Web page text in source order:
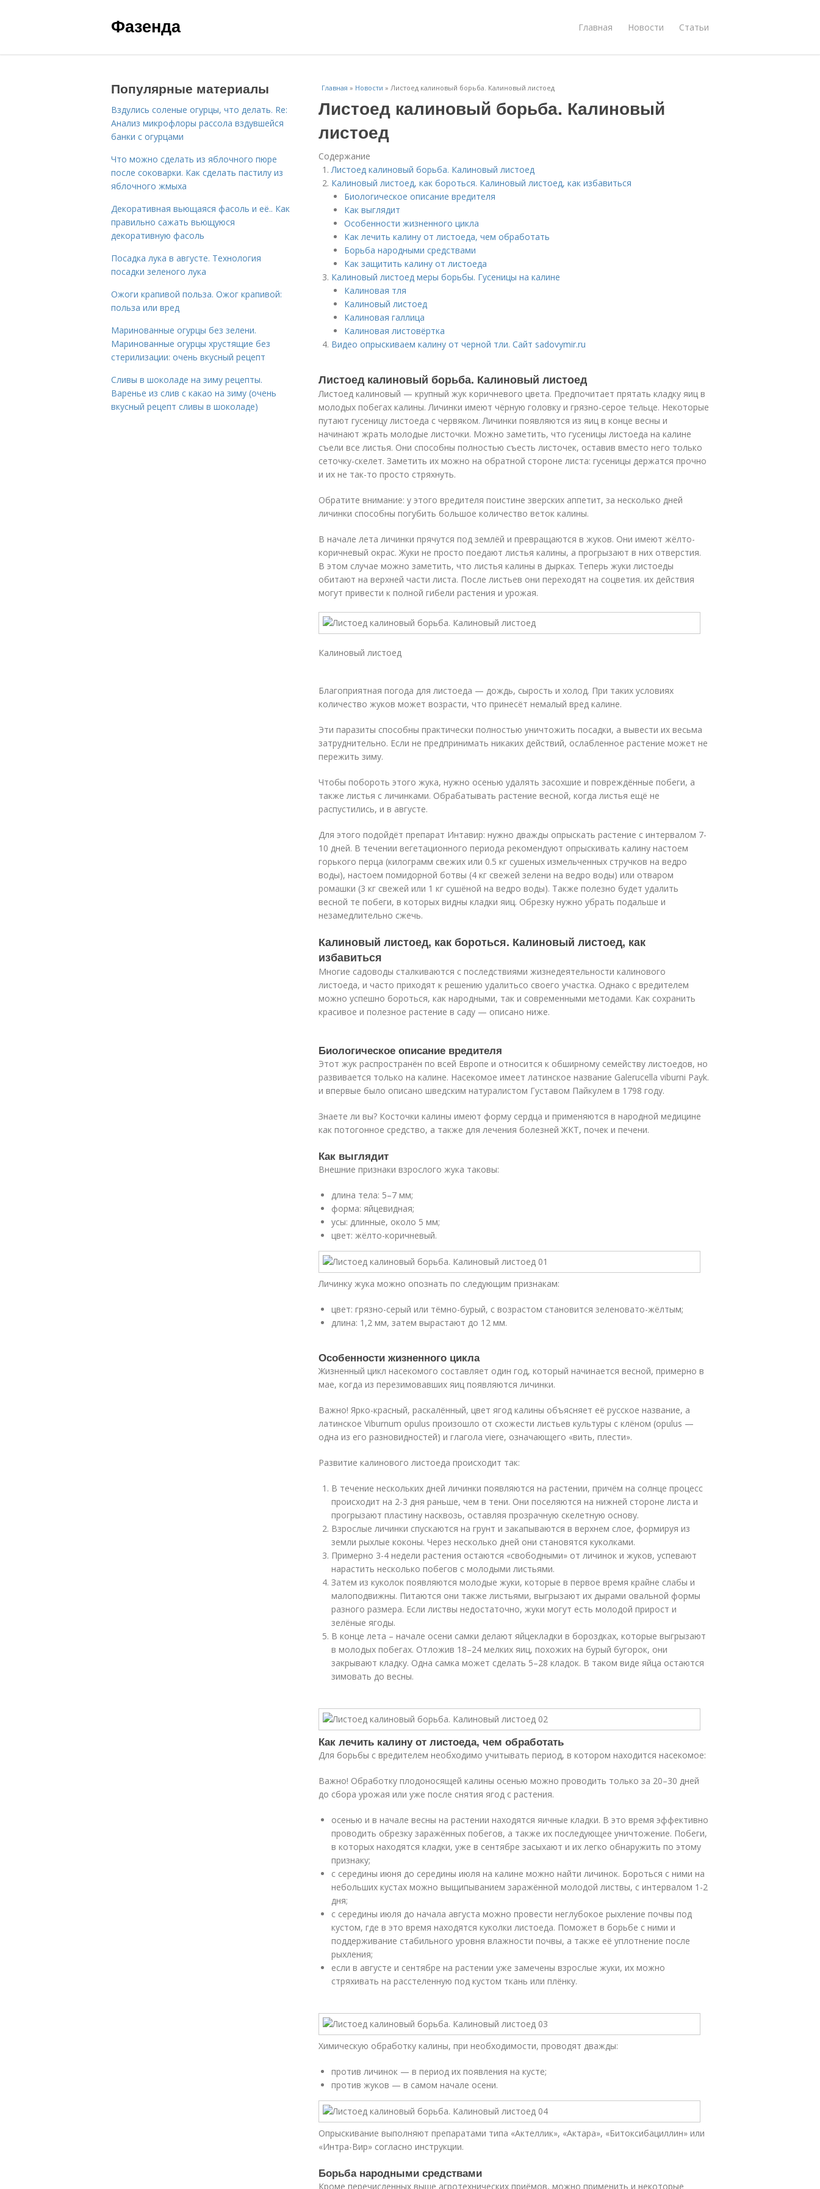
Фазенда Главная Новости Статьи
Главная » Новости » Листоед калиновый борьба. Калиновый листоед
Листоед калиновый борьба. Калиновый
листоед
Содержание
Листоед калиновый борьба. Калиновый листоед
Калиновый листоед, как бороться. Калиновый листоед, как избавиться
Биологическое описание вредителя
Как выглядит
Особенности жизненного цикла
Как лечить калину от листоеда, чем обработать
Борьба народными средствами
Как защитить калину от листоеда
Калиновый листоед меры борьбы. Гусеницы на калине
Калиновая тля
Калиновый листоед
Калиновая галлица
Калиновая листовёртка
Видео опрыскиваем калину от черной тли. Сайт sadovymir.ru
Листоед калиновый борьба. Калиновый листоед
Листоед калиновый — крупный жук коричневого цвета. Предпочитает прятать кладку яиц в
молодых побегах калины. Личинки имеют чёрную головку и грязно-серое тельце. Некоторые
путают гусеницу листоеда с червяком. Личинки появляются из яиц в конце весны и
начинают жрать молодые листочки. Можно заметить, что гусеницы листоеда на калине
съели все листья. Они способны полностью съесть листочек, оставив вместо него только
сеточку-скелет. Заметить их можно на обратной стороне листа: гусеницы держатся прочно
и их не так-то просто стряхнуть.
Обратите внимание: у этого вредителя поистине зверских аппетит, за несколько дней
личинки способны погубить большое количество веток калины.
В начале лета личинки прячутся под землёй и превращаются в жуков. Они имеют жёлто-
коричневый окрас. Жуки не просто поедают листья калины, а прогрызают в них отверстия.
В этом случае можно заметить, что листья калины в дырках. Теперь жуки листоеды
обитают на верхней части листа. После листьев они переходят на соцветия. их действия
могут привести к полной гибели растения и урожая.
Калиновый листоед
Благоприятная погода для листоеда — дождь, сырость и холод. При таких условиях
количество жуков может возрасти, что принесёт немалый вред калине.
Эти паразиты способны практически полностью уничтожить посадки, а вывести их весьма
затруднительно. Если не предпринимать никаких действий, ослабленное растение может не
пережить зиму.
Чтобы побороть этого жука, нужно осенью удалять засохшие и повреждённые побеги, а
также листья с личинками. Обрабатывать растение весной, когда листья ещё не
распустились, и в августе.
Для этого подойдёт препарат Интавир: нужно дважды опрыскать растение с интервалом 7-
10 дней. В течении вегетационного периода рекомендуют опрыскивать калину настоем
горького перца (килограмм свежих или 0.5 кг сушеных измельченных стручков на ведро
воды), настоем помидорной ботвы (4 кг свежей зелени на ведро воды) или отваром
ромашки (3 кг свежей или 1 кг сушёной на ведро воды). Также полезно будет удалить
весной те побеги, в которых видны кладки яиц. Обрезку нужно убрать подальше и
незамедлительно сжечь.
Калиновый листоед, как бороться. Калиновый листоед, как
избавиться
Многие садоводы сталкиваются с последствиями жизнедеятельности калинового
листоеда, и часто приходят к решению удалитьсо своего участка. Однако с вредителем
можно успешно бороться, как народными, так и современными методами. Как сохранить
красивое и полезное растение в саду — описано ниже.
Биологическое описание вредителя
Этот жук распространён по всей Европе и относится к обширному семейству листоедов, но
развивается только на калине. Насекомое имеет латинское название Galerucella viburni Payk.
и впервые было описано шведским натуралистом Густавом Пайкулем в 1798 году.
Знаете ли вы? Косточки калины имеют форму сердца и применяются в народной медицине
как потогонное средство, а также для лечения болезней ЖКТ, почек и печени.
Как выглядит
Внешние признаки взрослого жука таковы:
длина тела: 5–7 мм;
форма: яйцевидная;
усы: длинные, около 5 мм;
цвет: жёлто-коричневый.
Личинку жука можно опознать по следующим признакам:
цвет: грязно-серый или тёмно-бурый, с возрастом становится зеленовато-жёлтым;
длина: 1,2 мм, затем вырастают до 12 мм.
Особенности жизненного цикла
Жизненный цикл насекомого составляет один год, который начинается весной, примерно в
мае, когда из перезимовавших яиц появляются личинки.
Важно! Ярко-красный, раскалённый, цвет ягод калины объясняет её русское название, а
латинское Viburnum opulus произошло от схожести листьев культуры с клёном (opulus —
одна из его разновидностей) и глагола viere, означающего «вить, плести».
Развитие калинового листоеда происходит так:
В течение нескольких дней личинки появляются на растении, причём на солнце процесс
происходит на 2-3 дня раньше, чем в тени. Они поселяются на нижней стороне листа и
прогрызают пластину насквозь, оставляя прозрачную скелетную основу.
Взрослые личинки спускаются на грунт и закапываются в верхнем слое, формируя из
земли рыхлые коконы. Через несколько дней они становятся куколками.
Примерно 3-4 недели растения остаются «свободными» от личинок и жуков, успевают
нарастить несколько побегов с молодыми листьями.
Затем из куколок появляются молодые жуки, которые в первое время крайне слабы и
малоподвижны. Питаются они также листьями, выгрызают их дырами овальной формы
разного размера. Если листвы недостаточно, жуки могут есть молодой прирост и
зелёные ягоды.
В конце лета – начале осени самки делают яйцекладки в бороздках, которые выгрызают
в молодых побегах. Отложив 18–24 мелких яиц, похожих на бурый бугорок, они
закрывают кладку. Одна самка может сделать 5–28 кладок. В таком виде яйца остаются
зимовать до весны.
Как лечить калину от листоеда, чем обработать
Для борьбы с вредителем необходимо учитывать период, в котором находится насекомое:
Важно! Обработку плодоносящей калины осенью можно проводить только за 20–30 дней
до сбора урожая или уже после снятия ягод с растения.
осенью и в начале весны на растении находятся яичные кладки. В это время эффективно
проводить обрезку заражённых побегов, а также их последующее уничтожение. Побеги,
в которых находятся кладки, уже в сентябре засыхают и их легко обнаружить по этому
признаку;
с середины июня до середины июля на калине можно найти личинок. Бороться с ними на
небольших кустах можно выщипыванием заражённой молодой листвы, с интервалом 1-2
дня;
с середины июля до начала августа можно провести неглубокое рыхление почвы под
кустом, где в это время находятся куколки листоеда. Поможет в борьбе с ними и
поддерживание стабильного уровня влажности почвы, а также её уплотнение после
рыхления;
если в августе и сентябре на растении уже замечены взрослые жуки, их можно
стряхивать на расстеленную под кустом ткань или плёнку.
Химическую обработку калины, при необходимости, проводят дважды:
против личинок — в период их появления на кусте;
против жуков — в самом начале осени.
Опрыскивание выполняют препаратами типа «Актеллик», «Актара», «Битоксибациллин» или
«Интра-Вир» согласно инструкции.
Борьба народными средствами
Кроме перечисленных выше агротехнических приёмов, можно применить и некоторые
Популярные материалы
Вздулись соленые огурцы, что делать. Re:
Анализ микрофлоры рассола вздувшейся
банки с огурцами
Что можно сделать из яблочного пюре
после соковарки. Как сделать пастилу из
яблочного жмыха
Декоративная вьющаяся фасоль и её.. Как
правильно сажать вьющуюся
декоративную фасоль
Посадка лука в августе. Технология
посадки зеленого лука
Ожоги крапивой польза. Ожог крапивой:
польза или вред
Маринованные огурцы без зелени.
Маринованные огурцы хрустящие без
стерилизации: очень вкусный рецепт
Сливы в шоколаде на зиму рецепты.
Варенье из слив с какао на зиму (очень
вкусный рецепт сливы в шоколаде)